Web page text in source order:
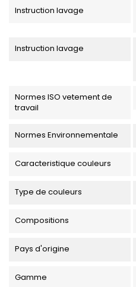
Instruction lavage
Instruction lavage
Normes ISO vetement de
travail
Normes Environnementale
Caracteristique couleurs
Type de couleurs
Compositions
Pays d'origine
Gamme